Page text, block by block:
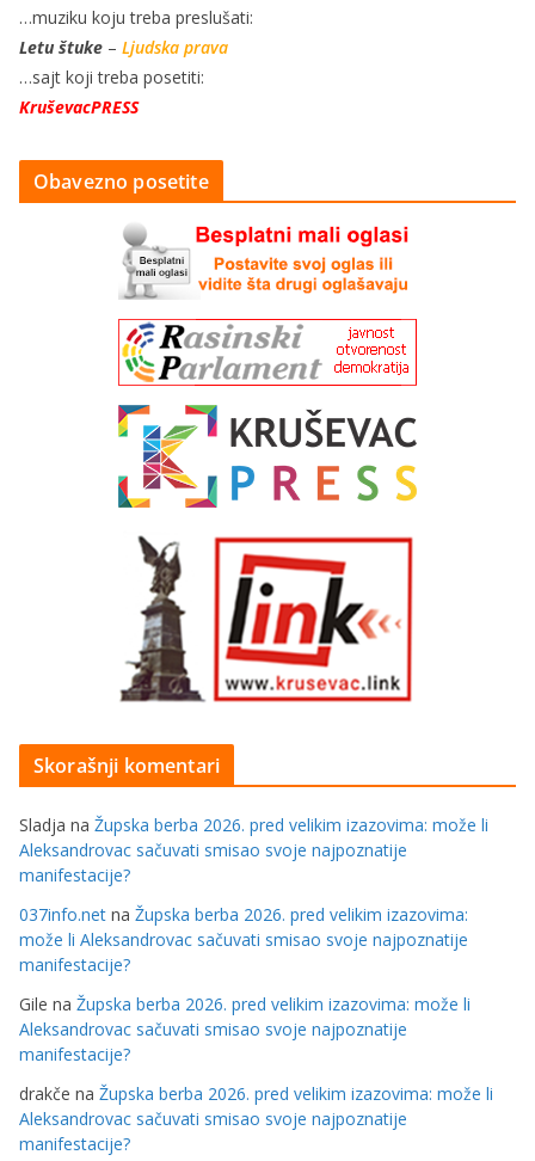
…muziku koju treba preslušati:
Letu štuke – Ljudska prava
…sajt koji treba posetiti:
KruševacPRESS
Obavezno posetite
Skorašnji komentari
Sladja na Župska berba 2026. pred velikim izazovima: može li
Aleksandrovac sačuvati smisao svoje najpoznatije
manifestacije?
037info.net na Župska berba 2026. pred velikim izazovima:
može li Aleksandrovac sačuvati smisao svoje najpoznatije
manifestacije?
Gile na Župska berba 2026. pred velikim izazovima: može li
Aleksandrovac sačuvati smisao svoje najpoznatije
manifestacije?
drakče na Župska berba 2026. pred velikim izazovima: može li
Aleksandrovac sačuvati smisao svoje najpoznatije
manifestacije?